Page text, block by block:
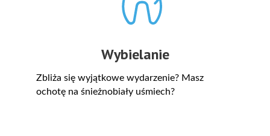
Wybielanie
Zbliża się wyjątkowe wydarzenie? Masz
ochotę na śnieżnobiały uśmiech?